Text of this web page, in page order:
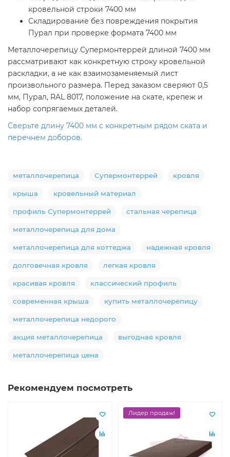
кровельной строки 7400 мм
Складирование без повреждения покрытия
Пурал при проверке формата 7400 мм
Металлочерепицу Супермонтеррей длиной 7400 мм
рассматривают как конкретную строку кровельной
раскладки, а не как взаимозаменяемый лист
произвольного размера. Перед заказом сверяют 0,5
мм, Пурал, RAL 8017, положение на скате, крепеж и
набор сопрягаемых деталей.
Сверьте длину 7400 мм с конкретным рядом ската и
перечнем доборов.
металлочерепица Супермонтеррей кровля
крыша кровельный материал
профиль Супермонтеррей стальная черепица
металлочерепица для дома
металлочерепица для коттеджа надежная кровля
долговечная кровля легкая кровля
красивая кровля классический профиль
современная крыша купить металлочерепицу
металлочерепица недорого
акция металлочерепица выгодная кровля
металлочерепица цена
Рекомендуем посмотреть
Лидер продаж!